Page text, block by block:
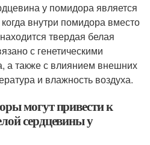
у помидора является
внутри помидора вместо
твердая белая
с генетическими
а также с влиянием внешних
и влажность воздуха.
могут привести к
сердцевины у